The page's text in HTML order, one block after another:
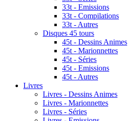
33t - Emissions
33t - Compilations
33t - Autres
Disques 45 tours
45t - Dessins Animes
45t - Marionnettes
45t - Séries
45t - Emissions
45t - Autres
Livres
Livres - Dessins Animes
Livres - Marionnettes
Livres - Séries